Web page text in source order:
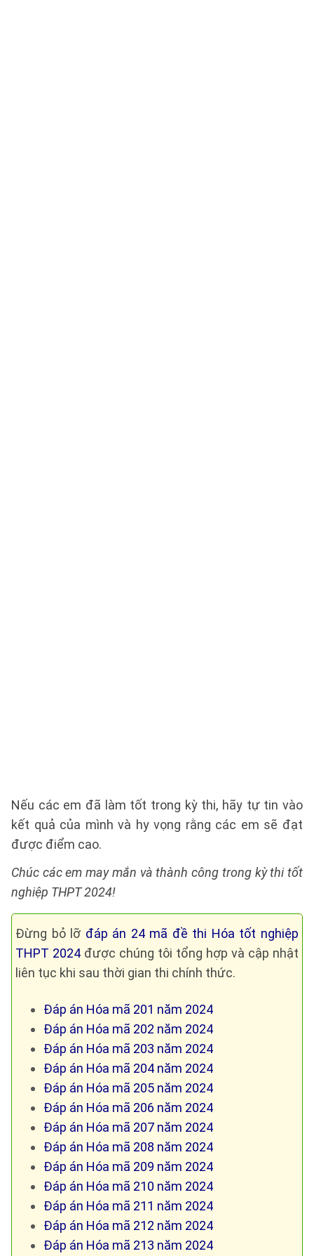
Nếu các em đã làm tốt trong kỳ thi, hãy tự tin vào
kết quả của mình và hy vọng rằng các em sẽ đạt
được điểm cao.
Chúc các em may mắn và thành công trong kỳ thi tốt
nghiệp THPT 2024!
Đừng bỏ lỡ đáp án 24 mã đề thi Hóa tốt nghiệp
THPT 2024 được chúng tôi tổng hợp và cập nhật
liên tục khi sau thời gian thi chính thức.
Đáp án Hóa mã 201 năm 2024
Đáp án Hóa mã 202 năm 2024
Đáp án Hóa mã 203 năm 2024
Đáp án Hóa mã 204 năm 2024
Đáp án Hóa mã 205 năm 2024
Đáp án Hóa mã 206 năm 2024
Đáp án Hóa mã 207 năm 2024
Đáp án Hóa mã 208 năm 2024
Đáp án Hóa mã 209 năm 2024
Đáp án Hóa mã 210 năm 2024
Đáp án Hóa mã 211 năm 2024
Đáp án Hóa mã 212 năm 2024
Đáp án Hóa mã 213 năm 2024